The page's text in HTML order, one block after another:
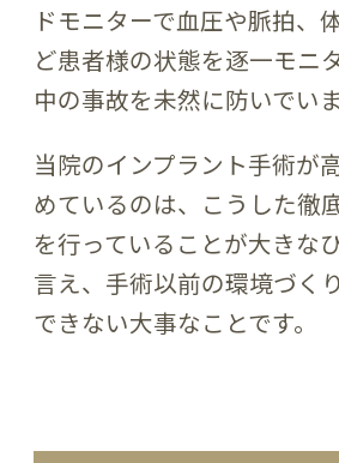
ドモニターで血圧や脈拍、
ど患者様の状態を逐一モニ
中の事故を未然に防いでいま
当院のインプラント手術が
めているのは、こうした徹
を行っていることが大きな
言え、手術以前の環境づく
できない大事なことです。